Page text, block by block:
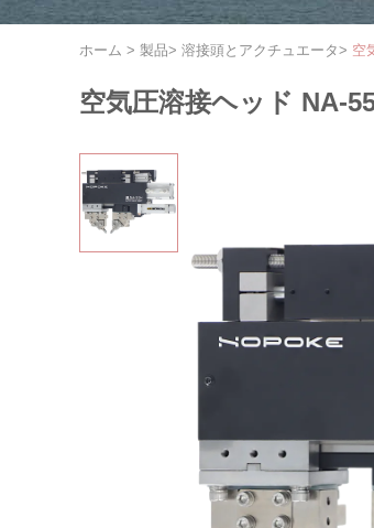
ホーム > 製品> 溶接頭とアクチュエータ> 空
空気圧溶接ヘッド NA-